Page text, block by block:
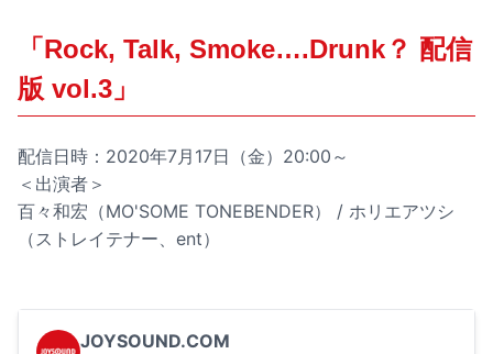
「Rock, Talk, Smoke….Drunk？ 配信
版 vol.3」
配信日時：2020年7月17日（金）20:00～
＜出演者＞
百々和宏（MO'SOME TONEBENDER） / ホリエアツシ
（ストレイテナー、ent）
JOYSOUND.COM